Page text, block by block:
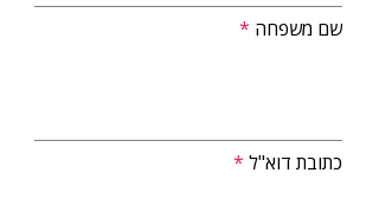
שם משפחה
כתובת דוא"ל